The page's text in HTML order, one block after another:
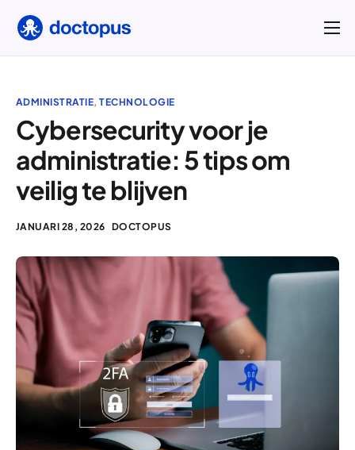
Hoe het werkt
Over ons
Blogs
Contact
Prijzen
ADMINISTRATIE,TECHNOLOGIE
Cybersecurity voor je
administratie: 5 tips om
veilig te blijven
JANUARI 28, 2026 DOCTOPUS